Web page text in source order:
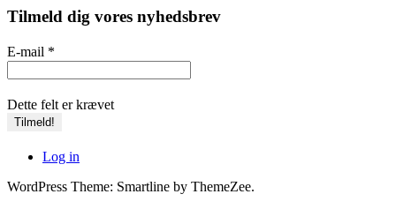
Tilmeld dig vores nyhedsbrev
E-mail *
Dette felt er krævet
Log in
WordPress Theme: Smartline by ThemeZee.